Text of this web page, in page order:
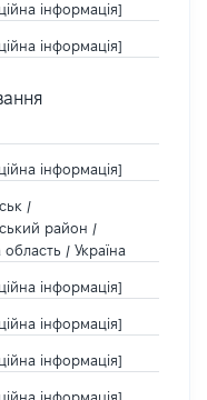
інформація]
інформація]
інформація]
/
район /
область / Україна
інформація]
інформація]
інформація]
інформація]